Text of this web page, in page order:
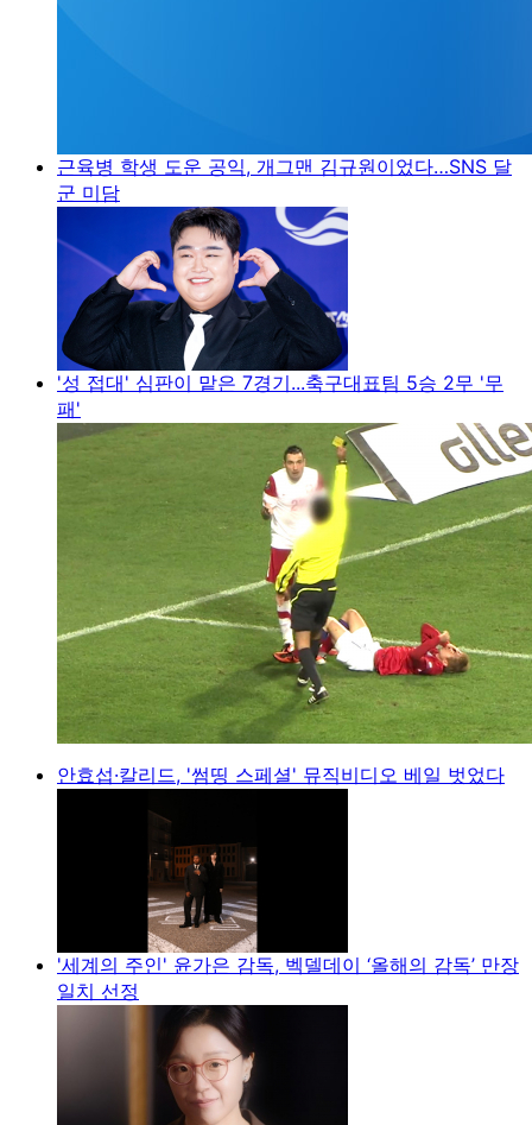
근육병 학생 도운 공익, 개그맨 김규원이었다…SNS 달
군 미담
'성 접대' 심판이 맡은 7경기...축구대표팀 5승 2무 '무
패'
안효섭·칼리드, '썸띵 스페셜' 뮤직비디오 베일 벗었다
'세계의 주인' 윤가은 감독, 벡델데이 ‘올해의 감독’ 만장
일치 선정